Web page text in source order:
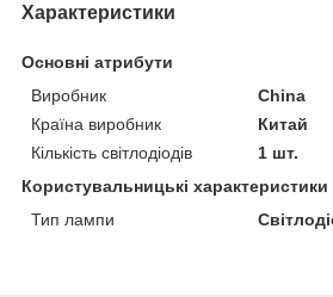
Характеристики
Основні атрибути
Виробник
China
Країна виробник
Китай
Кількість світлодіодів
1 шт.
Користувальницькі характеристики
Тип лампи